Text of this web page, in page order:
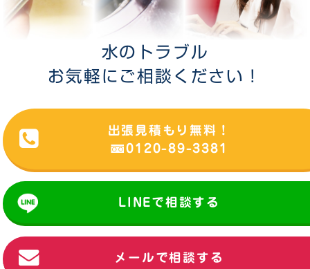
水のトラブル
お気軽にご相談ください！
出張見積もり無料！
0120-89-3381
LINEで相談する
メールで相談する